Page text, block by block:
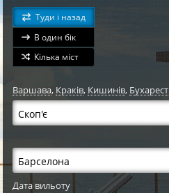
Туди і назад
В один бік
Кілька міст
Варшава,Краків, Кишинів, Бухарест
Дата вильоту